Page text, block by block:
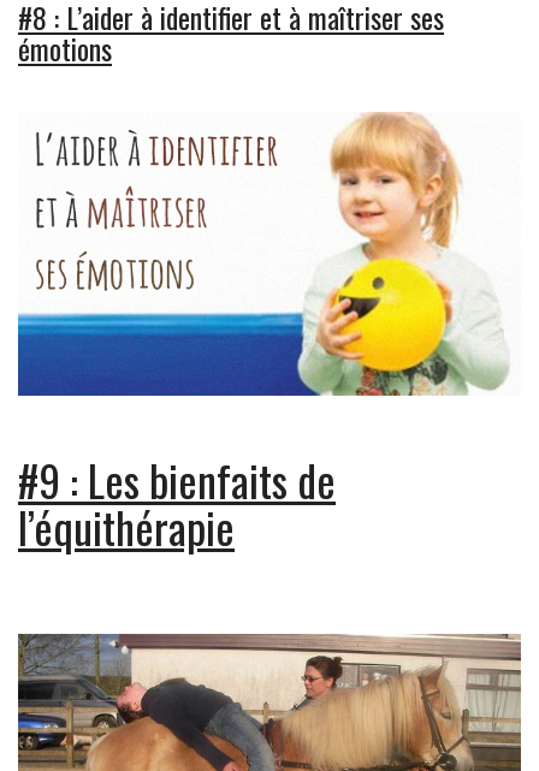
#8 : L’aider à identifier et à maîtriser ses
émotions
#9 : Les bienfaits de
l’équithérapie